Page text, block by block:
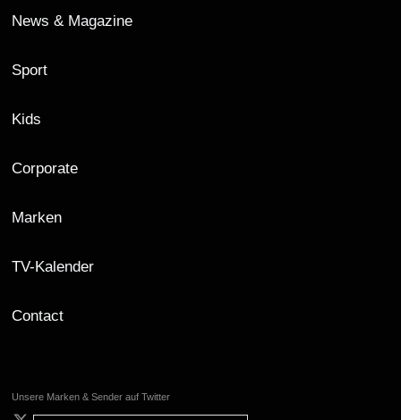
News & Magazine
Sport
Kids
Corporate
Marken
TV-Kalender
Contact
Unsere Marken & Sender auf Twitter